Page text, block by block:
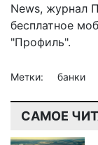
News, журнал
бесплатное
"Профиль".
Метки: банки
САМОЕ